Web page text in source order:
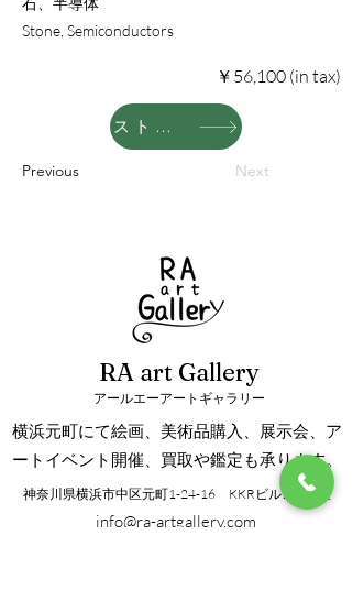
Stone, Semiconductors
￥56,100 (in tax)
ストアへ
Previous Next
RA art Gallery
アールエーアートギャラリー
横浜元町にて絵画、美術品購入、展示会、ア
ートイベント開催、買取や鑑定も承ります。
神奈川県横浜市中区元町1-24-16 KKRビル101号室
info@ra-artgallery.com